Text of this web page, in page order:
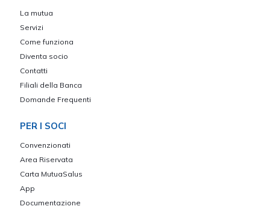
La mutua
Servizi
Come funziona
Diventa socio
Contatti
Filiali della Banca
Domande Frequenti
PER I SOCI
Convenzionati
Area Riservata
Carta MutuaSalus
App
Documentazione